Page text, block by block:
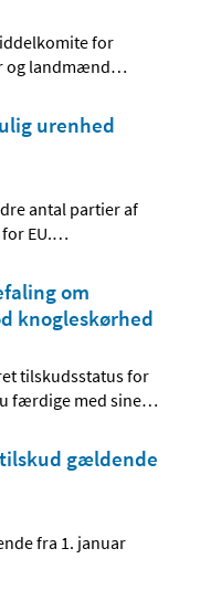
for
og landmænd…
urenhed
antal partier af
EU.…
om
knogleskørhed
tilskudsstatus for
færdige med sine…
gældende
fra 1. januar